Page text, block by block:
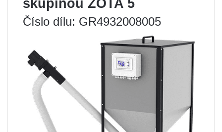
skupinou ZOTA 5
Číslo dílu: GR4932008005